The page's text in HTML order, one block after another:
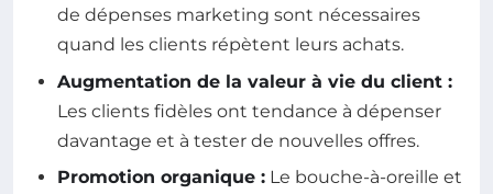
de dépenses marketing sont nécessaires
quand les clients répètent leurs achats.
Augmentation de la valeur à vie du client :
Les clients fidèles ont tendance à dépenser
davantage et à tester de nouvelles offres.
Promotion organique : Le bouche-à-oreille et